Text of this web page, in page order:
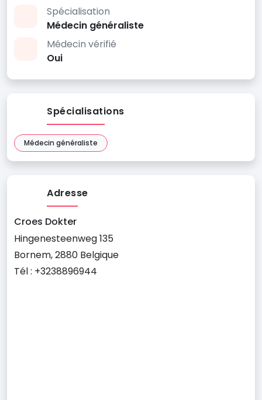
Spécialisation
Médecin généraliste
Médecin vérifié
Oui
Spécialisations
Médecin généraliste
Adresse
Croes Dokter
Hingenesteenweg 135
Bornem, 2880 Belgique
Tél : +3238896944